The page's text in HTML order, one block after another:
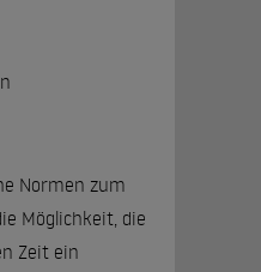
Normen zum
Möglichkeit, die
Zeit ein